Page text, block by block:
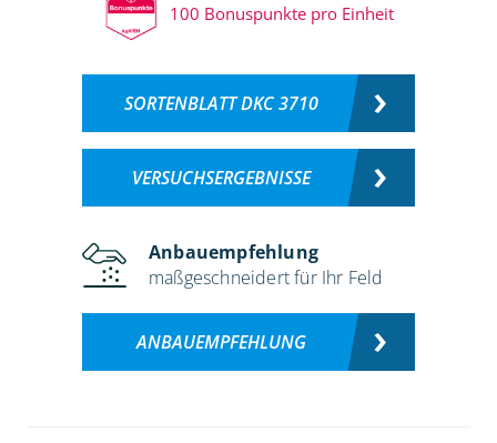
100 Bonuspunkte pro Einheit
SORTENBLATT DKC 3710
VERSUCHSERGEBNISSE
Anbauempfehlung
maßgeschneidert für Ihr Feld
ANBAUEMPFEHLUNG